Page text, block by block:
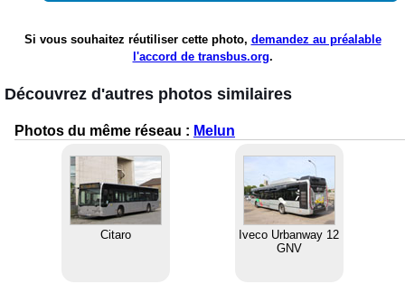
Si vous souhaitez réutiliser cette photo, demandez au préalable
l'accord de transbus.org.
Découvrez d'autres photos similaires
Photos du même réseau : Melun
Citaro
Iveco Urbanway 12
GNV